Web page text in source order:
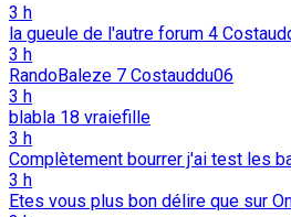
3 h
la gueule de l'autre forum 4
3 h
RandoBaleze 7 Costauddu06
3 h
blabla 18 vraiefille
3 h
Complètement bourrer j'ai test les
3 h
Etes vous plus bon délire que sur